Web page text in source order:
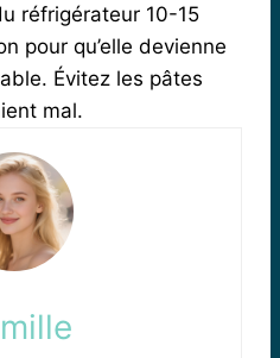
réfrigérateur 10-15
pour qu’elle devienne
Évitez les pâtes
mal.